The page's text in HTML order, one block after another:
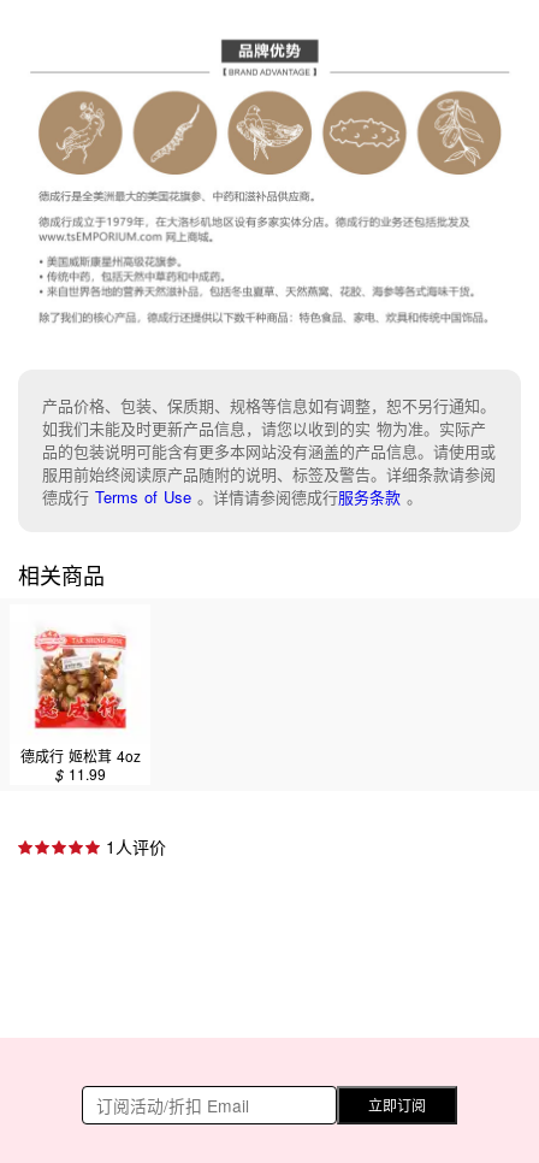
产品价格、包装、保质期、规格等信息如有调整，恕不另行通知。
如我们未能及时更新产品信息，请您以收到的实 物为准。实际产
品的包装说明可能含有更多本网站没有涵盖的产品信息。请使用或
服用前始终阅读原产品随附的说明、标签及警告。详细条款请参阅
德成行 Terms of Use 。 详情请参阅德成行服务条款 。
相关商品
德成行 姬松茸 4oz
$ 11.99
1人评价
立即订阅